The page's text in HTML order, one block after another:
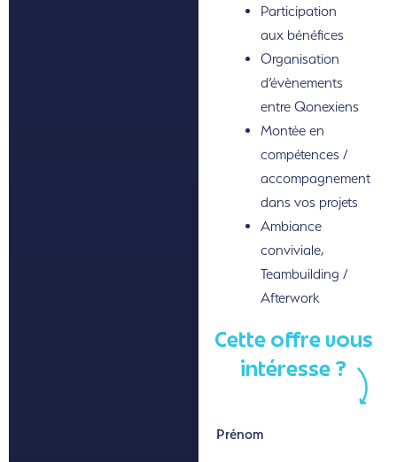
Participation
aux bénéfices
Organisation
d’évènements
entre Qonexiens
Montée en
compétences /
accompagnement
dans vos projets
Ambiance
conviviale,
Teambuilding /
Afterwork
Cette offre vous
intéresse ?
Prénom